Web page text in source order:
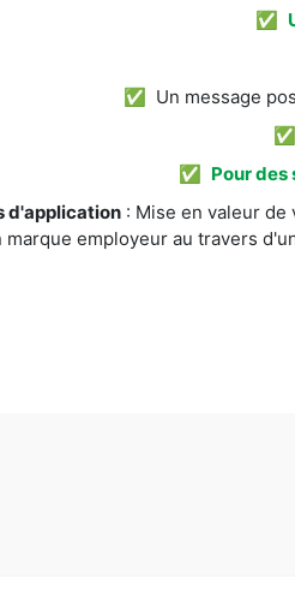
✅
✅ Un message
✅ Pour
d'application: Mise en valeur de
marque employeur au travers